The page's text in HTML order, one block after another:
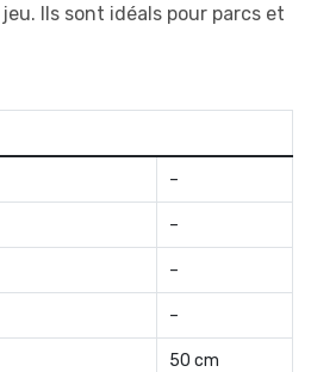
Ils sont idéals pour parcs et
–
–
–
–
50 cm